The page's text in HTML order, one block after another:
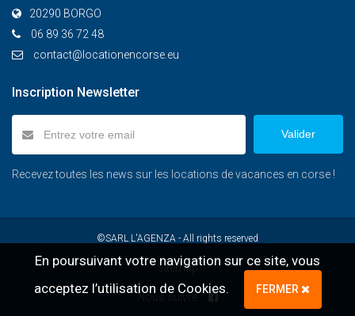
En poursuivant votre navigation sur ce site, vous
acceptez l’utilisation de Cookies.
FERMER
20290 BORGO
06 89 36 72 48
contact@locationencorse.eu
Inscription Newsletter
Valider
Recevez toutes les news sur les locations de vacances en corse !
©SARL L'AGENZA - All rights reserved
Sitemap
Nous suivre :